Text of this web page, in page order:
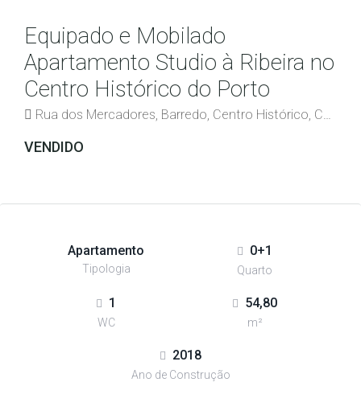
Equipado e Mobilado
Apartamento Studio à Ribeira no
Centro Histórico do Porto
Rua dos Mercadores, Barredo, Centro Histórico, Cedofeita, Santo Ildefonso, Sé, Miragaia, São Nicolau e Vitória, Porto, 4050-513, Portugal
VENDIDO
Apartamento
Tipologia
0+1
Quarto
1
WC
54,80
m²
2018
Ano de Construção